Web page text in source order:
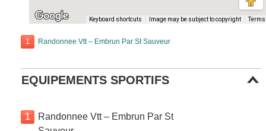
Keyboard shortcuts Image may be subject to copyright Terms
1 Randonnee Vtt – Embrun Par St Sauveur
EQUIPEMENTS SPORTIFS
1
Randonnee Vtt – Embrun Par St